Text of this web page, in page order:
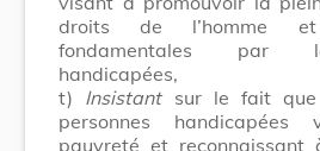
droits de l’homme
fondamentales par
handicapées,
t) Insistantsur le fait que
personnes
pauvreté et reconnaissant